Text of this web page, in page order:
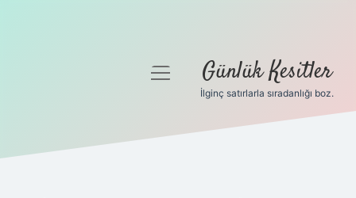
Hakkımızda
menüyü
Günlük Kesitler
İlginç satırlarla sıradanlığı boz.